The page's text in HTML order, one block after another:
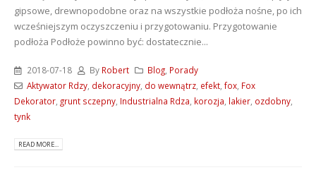
gipsowe, drewnopodobne oraz na wszystkie podłoża nośne, po ich
wcześniejszym oczyszczeniu i przygotowaniu. Przygotowanie
podłoża Podłoże powinno być: dostatecznie...
2018-07-18 By Robert Blog, Porady
Aktywator Rdzy, dekoracyjny, do wewnątrz, efekt, fox, Fox
Dekorator, grunt sczepny, Industrialna Rdza, korozja, lakier, ozdobny,
tynk
READ MORE...